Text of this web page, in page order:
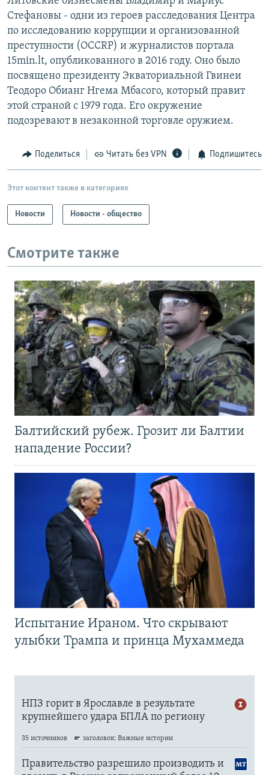
Стефановы - одни из героев расследования Центра
по исследованию коррупции и организованной
преступности (OCCRP) и журналистов портала
15min.lt, опубликованного в 2016 году. Оно было
посвящено президенту Экваториальной Гвинеи
Теодоро Обианг Нгема Мбасого, который правит
этой страной с 1979 года. Его окружение
подозревают в незаконной торговле оружием.
Поделиться Читать без VPN Подпишитесь
Этот контент также в категориях
Новости Новости - общество
Смотрите также
Балтийский рубеж. Грозит ли Балтии
нападение России?
Испытание Ираном. Что скрывают
улыбки Трампа и принца Мухаммеда